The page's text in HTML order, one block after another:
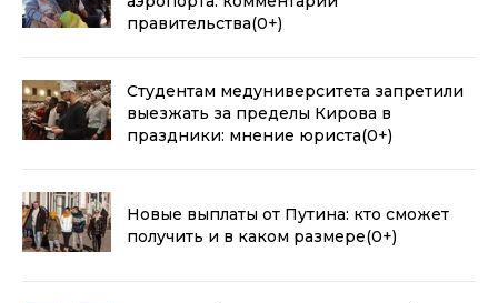
правительства(0+)
Студентам медуниверситета запретили
выезжать за пределы Кирова в
праздники: мнение юриста(0+)
Новые выплаты от Путина: кто сможет
получить и в каком размере(0+)